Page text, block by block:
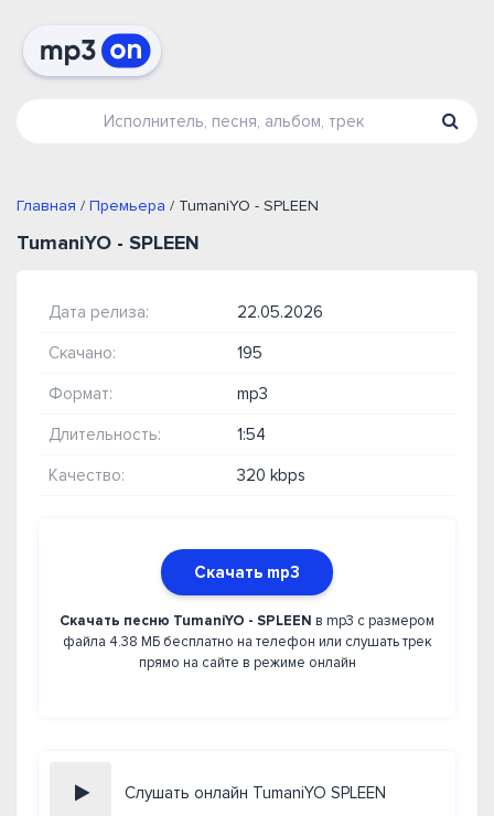
Главная / Премьера / TumaniYO - SPLEEN
TumaniYO - SPLEEN
Дата релиза: 22.05.2026
Скачано: 195
Формат: mp3
Длительность: 1:54
Качество: 320 kbps
Скачать mp3
Скачать песню TumaniYO - SPLEEN в mp3 с размером
файла 4.38 МБ бесплатно на телефон или слушать трек
прямо на сайте в режиме онлайн
Слушать онлайн TumaniYO SPLEEN